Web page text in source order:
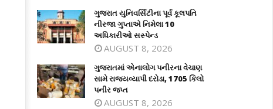
મોન્સુન ટ્રફ સહિત 3 સિસ્ટમ સક્રિય થતાં
આજથી બે દિવસ ભારે વરસાદની આગાહી
ગુજરાત યુનિવર્સિટીના પૂર્વ કૂલપતિ નીરજા
ગુપ્તાએ નિમેલા 10 અધિકારીઓ સસ્પેન્ડ
June
17,
ગુજરાત યુનિવર્સિટીના પૂર્વ કૂલપતિ
નીરજા ગુપ્તાએ નિમેલા 10
અધિકારીઓ સસ્પેન્ડ
AUGUST 8, 2026
ગુજરાતમાં એનાલોગ પનીરના વેચાણ
સામે રાજ્યવ્યાપી દરોડા, 1705 કિલો
પનીર જપ્ત
AUGUST 8, 2026